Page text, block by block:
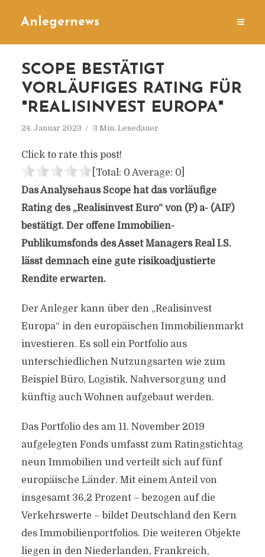
Anlegernews
SCOPE BESTÄTIGT
VORLÄUFIGES RATING FÜR
"REALISINVEST EUROPA"
24. Januar 2023 3 Min. Lesedauer
Click to rate this post!
[Total: 0 Average: 0]
Das Analysehaus Scope hat das vorläufige
Rating des „Realisinvest Euro“ von (P) a- (AIF)
bestätigt. Der offene Immobilien-
Publikumsfonds des Asset Managers Real I.S.
lässt demnach eine gute risikoadjustierte
Rendite erwarten.
Der Anleger kann über den „Realisinvest
Europa“ in den europäischen Immobilienmarkt
investieren. Es soll ein Portfolio aus
unterschiedlichen Nutzungsarten wie zum
Beispiel Büro, Logistik, Nahversorgung und
künftig auch Wohnen aufgebaut werden.
Das Portfolio des am 11. November 2019
aufgelegten Fonds umfasst zum Ratingstichtag
neun Immobilien und verteilt sich auf fünf
europäische Länder. Mit einem Anteil von
insgesamt 36,2 Prozent – bezogen auf die
Verkehrswerte – bildet Deutschland den Kern
des Immobilienportfolios. Die weiteren Objekte
liegen in den Niederlanden, Frankreich,